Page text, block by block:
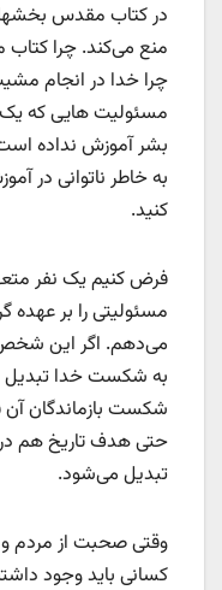
در کتاب مقدس
منع می‌کند. چرا کتاب
چرا خدا در انجام
مسئولیت هایی که
بشر آموزش نداده
به خاطر ناتوانی در
کنید.
فرض کنیم یک نفر
مسئولیتی را بر عهده
می‌دهم. اگر این
به شکست خدا
شکست بازماندگان
حتی هدف تاریخ هم در
تبدیل می‌شود.
وقتی صحبت از مردم
کسانی باید وجود